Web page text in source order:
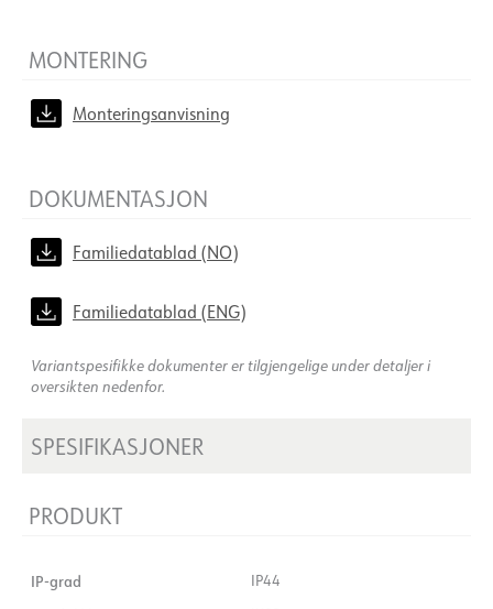
MONTERING
Monteringsanvisning
DOKUMENTASJON
Familiedatablad (NO)
Familiedatablad (ENG)
Variantspesifikke dokumenter er tilgjengelige under detaljer i
oversikten nedenfor.
SPESIFIKASJONER
PRODUKT
IP-grad IP44